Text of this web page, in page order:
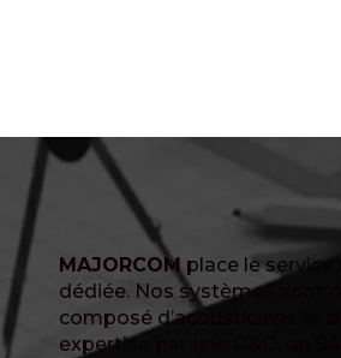
MAJORCOMplace le service
dédiée. Nos systèmes sont
composé d’acousticiens et
expertise par une R&D, un